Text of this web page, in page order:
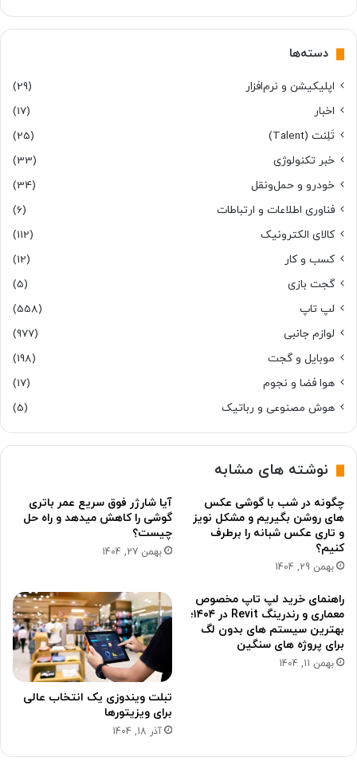
دسته‌ها
اپلیکیشن و نرم‌افزار
(29)
اخبار
(17)
تَلِنت (Talent)
(25)
خبر تکنولوژی
(33)
خودرو و حمل‌و‌نقل
(34)
فناوری اطلاعات و ارتباطات
(6)
کالای الکترونیک
(112)
کسب و کار
(12)
گجت بازی
(5)
لپ تاپ
(558)
لوازم جانبی
(977)
موبایل و گجت
(198)
هوا فضا و نجوم
(17)
هوش مصنوعی و رباتیک
(5)
نوشته های مشابه
چگونه در شب با گوشی عکس
های روشن بگیریم و مشکل نویز
و تاری عکس شبانه را برطرف
کنیم؟
بهمن 29, 1404
آیا شارژر فوق سریع عمر باتری
گوشی را کاهش میدهد و راه حل
چیست؟
بهمن 27, 1404
راهنمای خرید لپ تاپ مخصوص
معماری و رندرینگ Revit در ۱۴۰۴؛
بهترین سیستم های بدون لگ
برای پروژه های سنگین
بهمن 11, 1404
تبلت ویندوزی یک انتخاب عالی
برای ویزیتورها
آذر 18, 1404